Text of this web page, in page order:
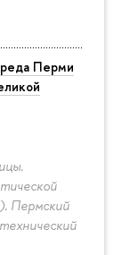
Перми
Пермский